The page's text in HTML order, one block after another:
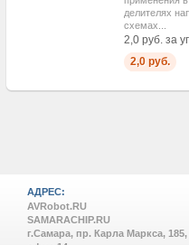
делителях
схемах...
2,0 руб. за
2,0 руб.
АДРЕС:
AVRobot.RU
SAMARACHIP.RU
г.Самара, пр. Карла Маркса, 185,